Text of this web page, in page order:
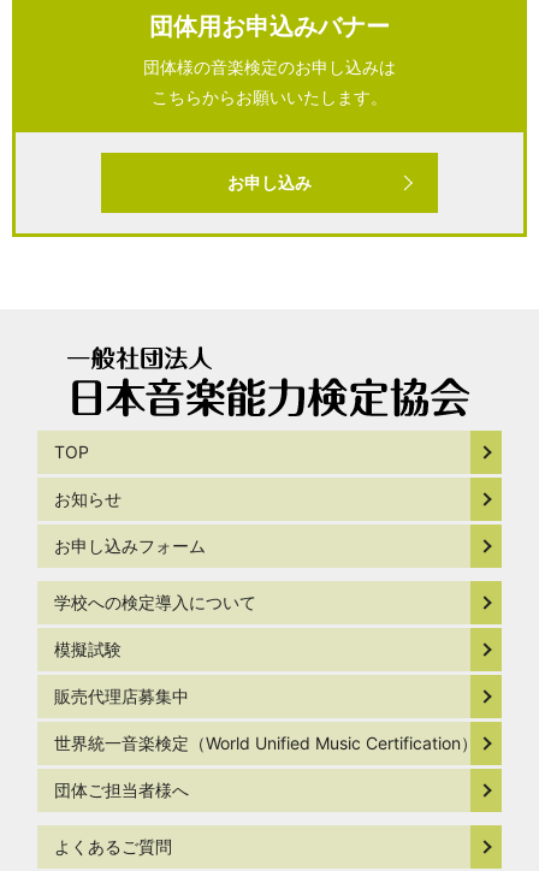
団体用お申込みバナー
団体様の音楽検定のお申し込みは
こちらからお願いいたします。
お申し込み
TOP
お知らせ
お申し込みフォーム
学校への検定導入について
模擬試験
販売代理店募集中
世界統一音楽検定（World Unified Music Certification）
団体ご担当者様へ
よくあるご質問